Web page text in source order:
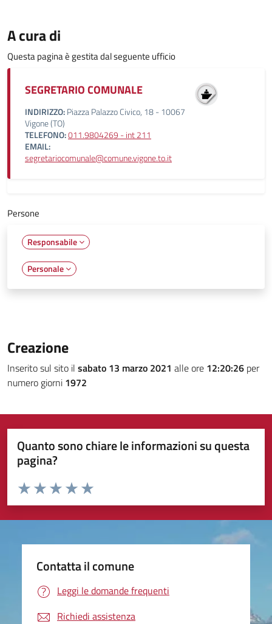
A cura di
Questa pagina è gestita dal seguente ufficio
SEGRETARIO COMUNALE
INDIRIZZO:Piazza Palazzo Civico, 18 - 10067
Vigone (TO)
TELEFONO:011.9804269 - int 211
EMAIL:
segretariocomunale@comune.vigone.to.it
Persone
Responsabile
Personale
Creazione
Inserito sul sito il sabato 13 marzo 2021 alle ore 12:20:26 per
numero giorni 1972
Quanto sono chiare le informazioni su questa
pagina?
Valuta da 1 a 5 stelle la pagina
Valuta 5 stelle su 5
Valuta 4 stelle su 5
Valuta 3 stelle su 5
Valuta 2 stelle su 5
Valuta 1 stelle su 5
Contatta il comune
Leggi le domande frequenti
Richiedi assistenza